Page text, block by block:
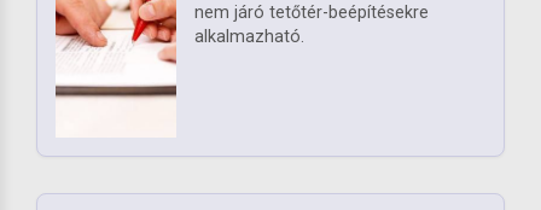
nem járó tetőtér-beépítésekre
alkalmazható.